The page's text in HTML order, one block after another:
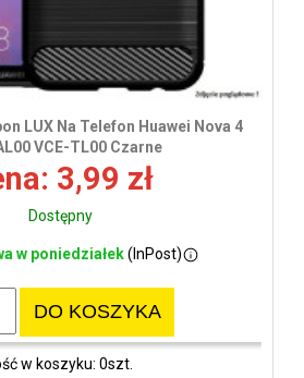
LUX Na Telefon Huawei Nova 4
VCE-TL00 Czarne
3,99 zł
Dostępny
w poniedziałek(InPost)
DO KOSZYKA
w koszyku: 0szt.